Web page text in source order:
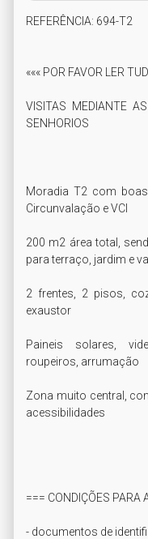
REFERÊNCIA: 694-T2
««« POR FAVOR LER
VISITAS MEDIANTE
SENHORIOS
Moradia T2 com
Circunvalação e VCI
200 m2 área total,
para terraço, jardim e
2 frentes, 2 pisos,
exaustor
Paineis solares,
roupeiros, arrumação
Zona muito central,
acessibilidades
=== CONDIÇÕES PARA
- documentos de